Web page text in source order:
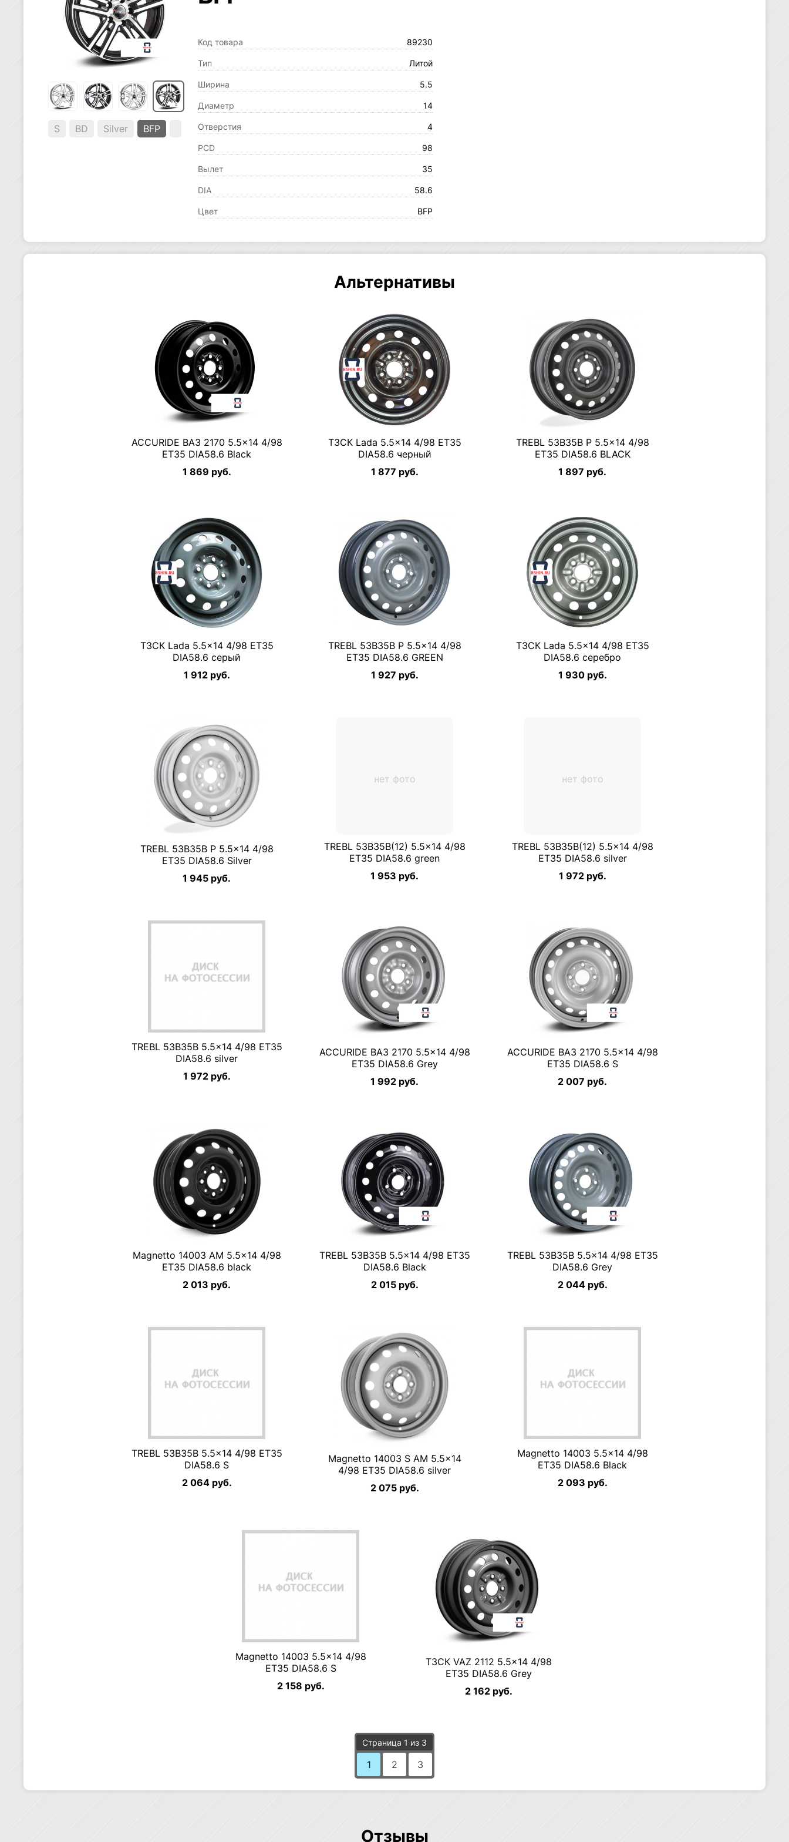
S BD Silver BFP
Код товара 89230
Тип Литой
Ширина 5.5
Диаметр 14
Отверстия 4
PCD 98
Вылет 35
DIA 58.6
Цвет BFP
Альтернативы
ACCURIDE ВАЗ 2170 5.5×14 4/98
ET35 DIA58.6 Black
1 869 руб.
ТЗСК Lada 5.5×14 4/98 ET35
DIA58.6 черный
1 877 руб.
TREBL 53B35B P 5.5×14 4/98
ET35 DIA58.6 BLACK
1 897 руб.
ТЗСК Lada 5.5×14 4/98 ET35
DIA58.6 серый
1 912 руб.
TREBL 53B35B P 5.5×14 4/98
ET35 DIA58.6 GREEN
1 927 руб.
ТЗСК Lada 5.5×14 4/98 ET35
DIA58.6 серебро
1 930 руб.
TREBL 53B35B P 5.5×14 4/98
ET35 DIA58.6 Silver
1 945 руб.
нет фото
TREBL 53B35B(12) 5.5×14 4/98
ET35 DIA58.6 green
1 953 руб.
нет фото
TREBL 53B35B(12) 5.5×14 4/98
ET35 DIA58.6 silver
1 972 руб.
TREBL 53B35B 5.5×14 4/98 ET35
DIA58.6 silver
1 972 руб.
ACCURIDE ВАЗ 2170 5.5×14 4/98
ET35 DIA58.6 Grey
1 992 руб.
ACCURIDE ВАЗ 2170 5.5×14 4/98
ET35 DIA58.6 S
2 007 руб.
Magnetto 14003 AM 5.5×14 4/98
ET35 DIA58.6 black
2 013 руб.
TREBL 53B35B 5.5×14 4/98 ET35
DIA58.6 Black
2 015 руб.
TREBL 53B35B 5.5×14 4/98 ET35
DIA58.6 Grey
2 044 руб.
TREBL 53B35B 5.5×14 4/98 ET35
DIA58.6 S
2 064 руб.
Magnetto 14003 S AM 5.5×14
4/98 ET35 DIA58.6 silver
2 075 руб.
Magnetto 14003 5.5×14 4/98
ET35 DIA58.6 Black
2 093 руб.
Magnetto 14003 5.5×14 4/98
ET35 DIA58.6 S
2 158 руб.
ТЗСК VAZ 2112 5.5×14 4/98
ET35 DIA58.6 Grey
2 162 руб.
Страница 1 из 3
1 2 3
Отзывы